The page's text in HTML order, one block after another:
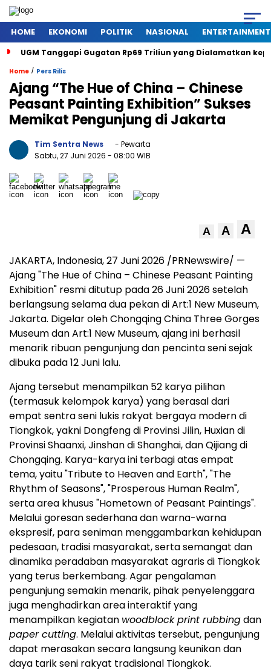
HOME EKONOMI POLITIK NASIONAL ENTERTAINMENT
UGM Tanggapi Gugatan Rp69 Triliun yang Dialamatkan
Home / Pers Rilis
Ajang “The Hue of China – Chinese
Peasant Painting Exhibition” Sukses
Memikat Pengunjung di Jakarta
Tim Sentra News
- Pewarta
Sabtu, 27 Juni 2026 - 08:00 WIB
A A A
JAKARTA, Indonesia, 27 Juni 2026 /PRNewswire/ —
Ajang "The Hue of China – Chinese Peasant Painting
Exhibition" resmi ditutup pada 26 Juni 2026 setelah
berlangsung selama dua pekan di Art:1 New Museum,
Jakarta. Digelar oleh Chongqing China Three Gorges
Museum dan Art:1 New Museum, ajang ini berhasil
menarik ribuan pengunjung dan pencinta seni sejak
dibuka pada 12 Juni lalu.
Ajang tersebut menampilkan 52 karya pilihan
(termasuk kelompok karya) yang berasal dari
empat sentra seni lukis rakyat bergaya modern di
Tiongkok, yakni Dongfeng di Provinsi Jilin, Huxian di
Provinsi Shaanxi, Jinshan di Shanghai, dan Qijiang di
Chongqing. Karya-karya ini terbagi atas empat
tema, yaitu "Tribute to Heaven and Earth", "The
Rhythm of Seasons", "Prosperous Human Realm",
serta area khusus "Hometown of Peasant Paintings".
Melalui goresan sederhana dan warna-warna
ekspresif, para seniman menggambarkan kehidupan
pedesaan, tradisi masyarakat, serta semangat dan
dinamika peradaban masyarakat agraris di Tiongkok
yang terus berkembang. Agar pengalaman
pengunjung semakin menarik, pihak penyelenggara
juga menghadirkan area interaktif yang
menampilkan kegiatan woodblock print rubbingdan
paper cutting. Melalui aktivitas tersebut, pengunjung
dapat merasakan secara langsung keunikan dan
daya tarik seni rakyat tradisional Tiongkok.